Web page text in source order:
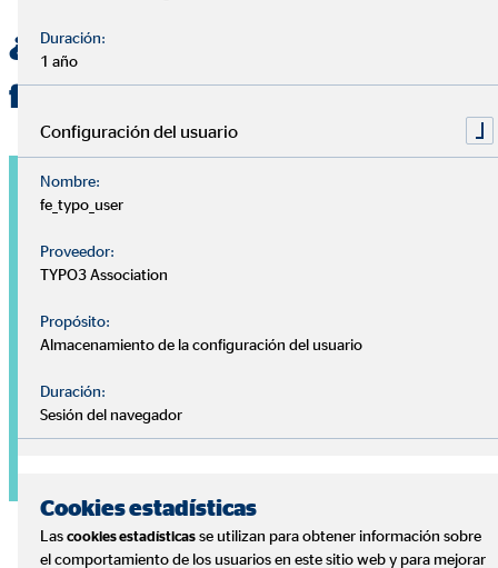
¿Quieres una planificación
financiera personalizada?
Duración:
1 año
Configuración del usuario
Nombre:
fe_typo_user
Proveedor:
TYPO3 Association
Propósito:
Almacenamiento de la configuración del usuario
Duración:
Sesión del navegador
Cookies estadísticas
Las cookies estadísticas se utilizan para obtener información sobre
el comportamiento de los usuarios en este sitio web y para mejorar